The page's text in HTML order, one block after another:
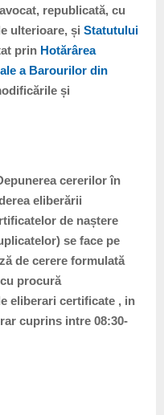
republicată, cu
ulterioare, și Statutului
prin Hotărârea
a Barourilor din
și
cererilor în
eliberării
de naștere
se face pe
de cerere formulată
procură
eliberari certificate , in
cuprins intre 08:30-